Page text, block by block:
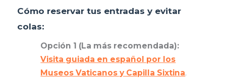
Cómo reservar tus entradas y evitar
colas:
Opción 1 (La más recomendada):
Visita guiada en español por los
Museos Vaticanos y Capilla Sixtina.